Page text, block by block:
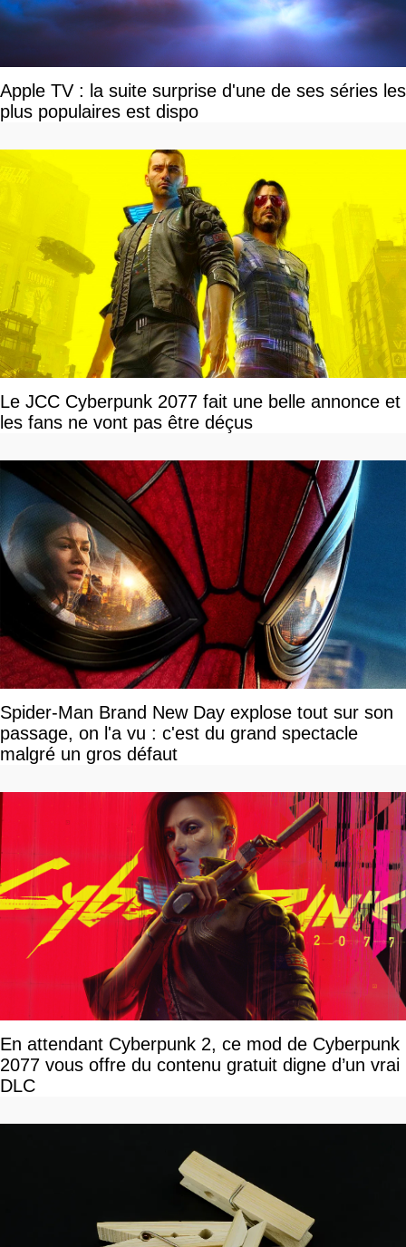
Apple TV : la suite surprise d'une de ses séries les
plus populaires est dispo
Le JCC Cyberpunk 2077 fait une belle annonce et
les fans ne vont pas être déçus
Spider-Man Brand New Day explose tout sur son
passage, on l'a vu : c'est du grand spectacle
malgré un gros défaut
En attendant Cyberpunk 2, ce mod de Cyberpunk
2077 vous offre du contenu gratuit digne d’un vrai
DLC